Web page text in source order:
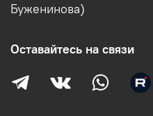
Буженинова)
Оставайтесь на связи